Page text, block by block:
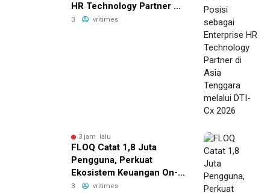
HR Technology Partner di
Asia Tenggara melalui
3 vritimes
3 jam lalu
FLOQ Catat 1,8 Juta
Pengguna, Perkuat
Ekosistem Keuangan On-
Chain Bersama AWS
3 vritimes